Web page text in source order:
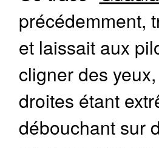
précédemment,
et laissait aux
cligner des
droites étant
débouchant sur